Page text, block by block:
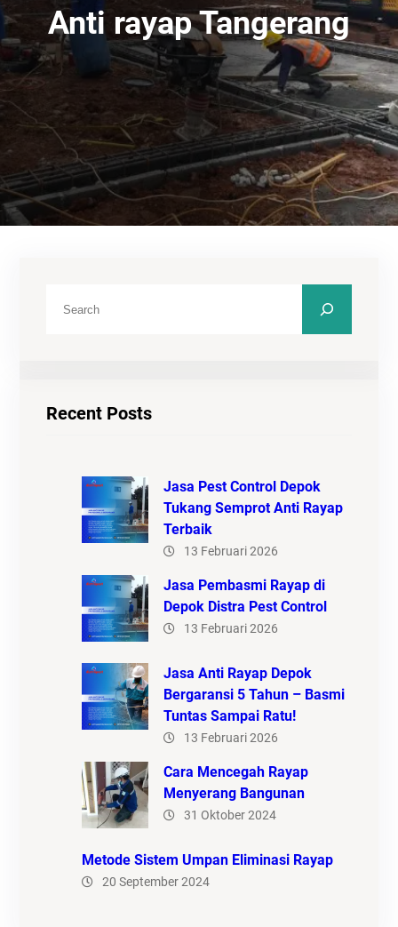
Anti rayap Tangerang
Recent Posts
Jasa Pest Control Depok
Tukang Semprot Anti Rayap
Terbaik
13 Februari 2026
Jasa Pembasmi Rayap di
Depok Distra Pest Control
13 Februari 2026
Jasa Anti Rayap Depok
Bergaransi 5 Tahun – Basmi
Tuntas Sampai Ratu!
13 Februari 2026
Cara Mencegah Rayap
Menyerang Bangunan
31 Oktober 2024
Metode Sistem Umpan Eliminasi Rayap
20 September 2024